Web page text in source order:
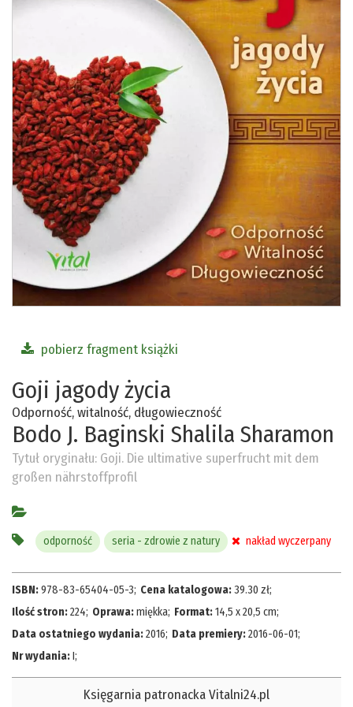
pobierz fragment książki
Goji jagody życia
Odporność, witalność, długowieczność
Bodo J. Baginski Shalila Sharamon
Tytuł oryginału: Goji. Die ultimative superfrucht mit dem
großen nährstoffprofil
odporność seria - zdrowie z natury nakład wyczerpany
ISBN:978-83-65404-05-3; Cena katalogowa:39.30 zł;
Ilość stron:224; Oprawa:miękka; Format:14,5 x 20,5 cm;
Data ostatniego wydania:2016; Data premiery:2016-06-01;
Nr wydania:I;
Księgarnia patronacka Vitalni24.pl